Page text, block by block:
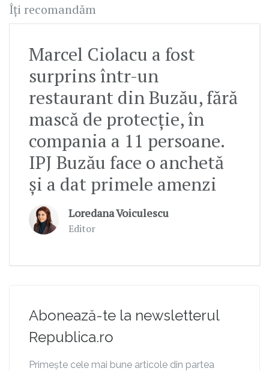
Îți recomandăm
Marcel Ciolacu a fost
surprins într-un
restaurant din Buzău, fără
mască de protecție, în
compania a 11 persoane.
IPJ Buzău face o anchetă
și a dat primele amenzi
Loredana Voiculescu
Editor
Abonează-te la newsletterul
Republica.ro
Primește cele mai bune articole din partea